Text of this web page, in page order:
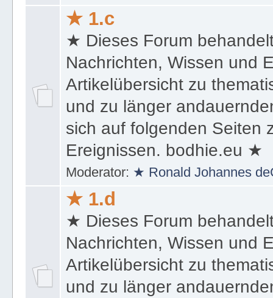
★ 1.c
★ Dieses Forum
Nachrichten, Wissen und
Artikelübersicht zu
und zu länger
sich auf folgenden Seiten
Ereignissen. bodhie.eu ★
Moderator: ★ Ronald Johannes
★ 1.d
★ Dieses Forum
Nachrichten, Wissen und
Artikelübersicht zu
und zu länger